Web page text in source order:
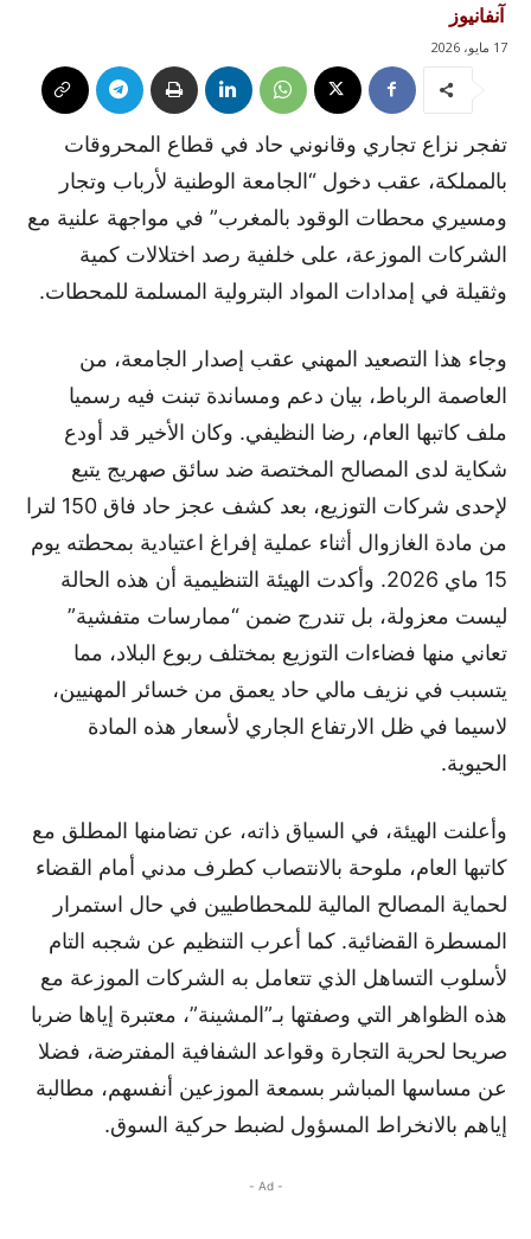
آنفانيوز
17 مايو، 2026
تفجر نزاع تجاري وقانوني حاد في قطاع المحروقات
بالمملكة، عقب دخول “الجامعة الوطنية لأرباب وتجار
ومسيري محطات الوقود بالمغرب” في مواجهة علنية مع
الشركات الموزعة، على خلفية رصد اختلالات كمية
وثقيلة في إمدادات المواد البترولية المسلمة للمحطات.
وجاء هذا التصعيد المهني عقب إصدار الجامعة، من
العاصمة الرباط، بيان دعم ومساندة تبنت فيه رسميا
ملف كاتبها العام، رضا النظيفي. وكان الأخير قد أودع
شكاية لدى المصالح المختصة ضد سائق صهريج يتبع
لإحدى شركات التوزيع، بعد كشف عجز حاد فاق 150 لترا
من مادة الغازوال أثناء عملية إفراغ اعتيادية بمحطته يوم
15 ماي 2026. وأكدت الهيئة التنظيمية أن هذه الحالة
ليست معزولة، بل تندرج ضمن “ممارسات متفشية”
تعاني منها فضاءات التوزيع بمختلف ربوع البلاد، مما
يتسبب في نزيف مالي حاد يعمق من خسائر المهنيين،
لاسيما في ظل الارتفاع الجاري لأسعار هذه المادة
الحيوية.
وأعلنت الهيئة، في السياق ذاته، عن تضامنها المطلق مع
كاتبها العام، ملوحة بالانتصاب كطرف مدني أمام القضاء
لحماية المصالح المالية للمحطاطيين في حال استمرار
المسطرة القضائية. كما أعرب التنظيم عن شجبه التام
لأسلوب التساهل الذي تتعامل به الشركات الموزعة مع
هذه الظواهر التي وصفتها بـ”المشينة”، معتبرة إياها ضربا
صريحا لحرية التجارة وقواعد الشفافية المفترضة، فضلا
عن مساسها المباشر بسمعة الموزعين أنفسهم، مطالبة
إياهم بالانخراط المسؤول لضبط حركية السوق.
- Ad -